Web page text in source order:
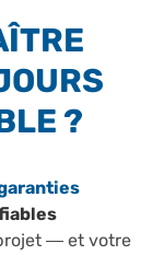
?
— et votre